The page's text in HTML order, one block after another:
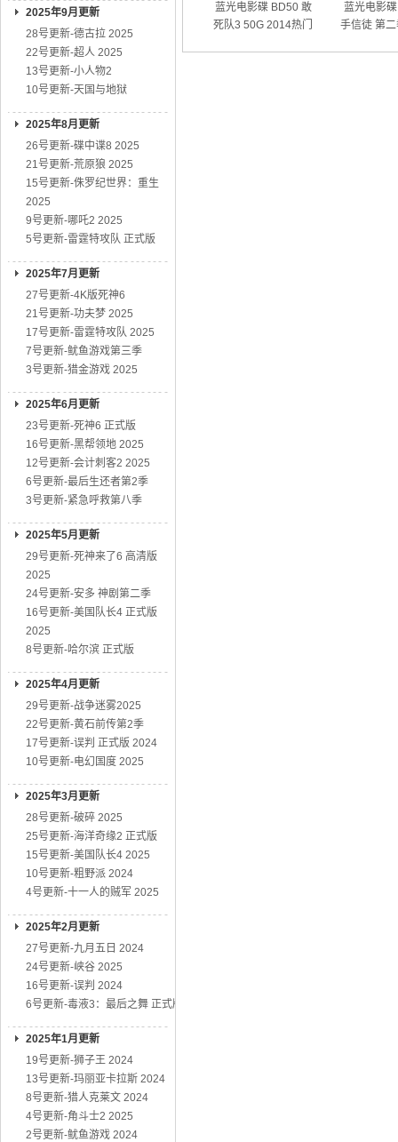
2025年9月更新
28号更新-德古拉 2025
22号更新-超人 2025
13号更新-小人物2
10号更新-天国与地狱
2025年8月更新
26号更新-碟中谍8 2025
21号更新-荒原狼 2025
15号更新-侏罗纪世界：重生
2025
9号更新-哪吒2 2025
5号更新-雷霆特攻队 正式版
2025年7月更新
27号更新-4K版死神6
21号更新-功夫梦 2025
17号更新-雷霆特攻队 2025
7号更新-鱿鱼游戏第三季
3号更新-猎金游戏 2025
2025年6月更新
23号更新-死神6 正式版
16号更新-黑帮领地 2025
12号更新-会计刺客2 2025
6号更新-最后生还者第2季
3号更新-紧急呼救第八季
2025年5月更新
29号更新-死神来了6 高清版
2025
24号更新-安多 神剧第二季
16号更新-美国队长4 正式版
2025
8号更新-哈尔滨 正式版
2025年4月更新
29号更新-战争迷雾2025
22号更新-黄石前传第2季
17号更新-误判 正式版 2024
10号更新-电幻国度 2025
2025年3月更新
28号更新-破碎 2025
25号更新-海洋奇缘2 正式版
15号更新-美国队长4 2025
10号更新-粗野派 2024
4号更新-十一人的贼军 2025
2025年2月更新
27号更新-九月五日 2024
24号更新-峡谷 2025
16号更新-误判 2024
6号更新-毒液3：最后之舞 正式版
2025年1月更新
19号更新-狮子王 2024
13号更新-玛丽亚卡拉斯 2024
8号更新-猎人克莱文 2024
4号更新-角斗士2 2025
2号更新-鱿鱼游戏 2024
蓝光电影碟 BD50 敢
死队3 50G 2014热门
蓝光电影
手信徒 第